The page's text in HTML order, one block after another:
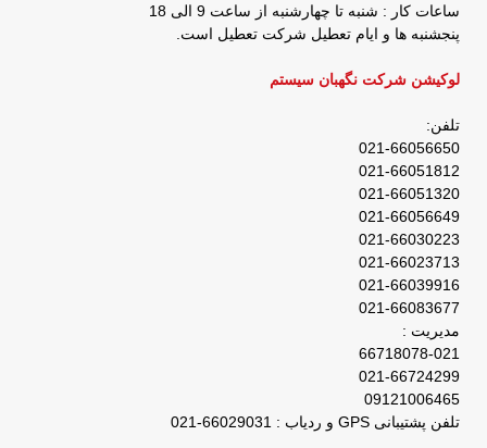
ساعات کار : شنبه تا چهارشنبه از ساعت 9 الی 18
پنجشنبه ها و ایام تعطیل شرکت تعطیل است.
لوکیشن شرکت نگهبان سیستم
تلفن:
021-66056650
021-66051812
021-66051320
021-66056649
021-66030223
021-66023713
021-66039916
021-66083677
مدیریت :
66718078-021
021-66724299
09121006465
تلفن پشتیبانی GPS و ردیاب : 66029031-021